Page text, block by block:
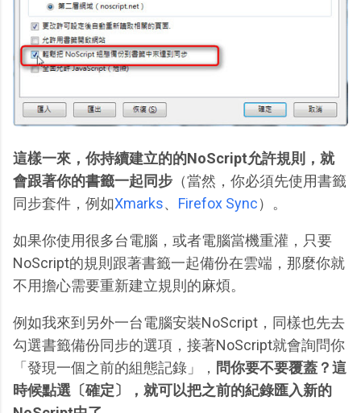
這樣一來，你持續建立的的NoScript允許規則，就
會跟著你的書籤一起同步 （當然，你必須先使用書籤
同步套件，例如Xmarks、 Firefox Sync）。
如果你使用很多台電腦，或者電腦當機重灌，只要
NoScript的規則跟著書籤一起備份在雲端，那麼你就
不用擔心需要重新建立規則的麻煩。
例如我來到另外一台電腦安裝NoScript，同樣也先去
勾選書籤備份同步的選項，接著NoScript就會詢問你
「發現一個之前的組態記錄」， 問你要不要覆蓋？這
時候點選〔確定〕，就可以把之前的紀錄匯入新的